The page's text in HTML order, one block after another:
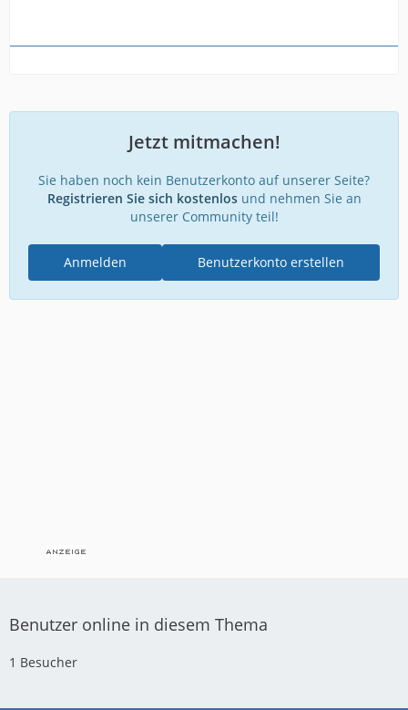
Jetzt mitmachen!
Sie haben noch kein Benutzerkonto auf unserer Seite?
Registrieren Sie sich kostenlosund nehmen Sie an
unserer Community teil!
Benutzerkonto erstellen
Anmelden
Benutzer online in diesem Thema
1 Besucher